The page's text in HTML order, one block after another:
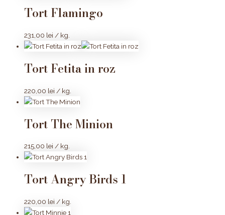
Tort Flamingo
231,00 lei / kg.
Tort Fetita in roz
220,00 lei / kg.
Tort The Minion
215,00 lei / kg.
Tort Angry Birds 1
220,00 lei / kg.